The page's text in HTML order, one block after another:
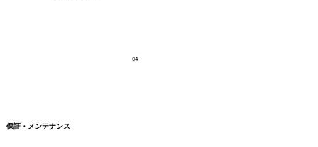
04
保証・メンテナンス